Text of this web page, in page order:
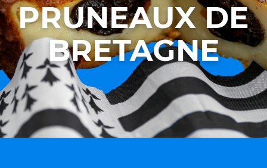
PRUNEAUX DE
BRETAGNE